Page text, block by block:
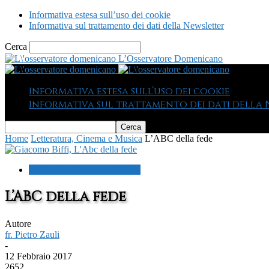
Informativa estesa sull’uso dei cookie
Informativa sul trattamento dei dati della Newsletter
Cerca
L’Osservatore Domenicano
Informativa estesa sull’uso dei cookie
Informativa sul trattamento dei dati della
Home Letteratura, Cinema e Musica L’ABC della fede
L’ABC della fede
Autore
fr. Pietro Zauli
-
12 Febbraio 2017
2652